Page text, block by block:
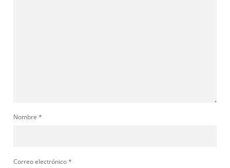
Nombre *
Correo electrónico*